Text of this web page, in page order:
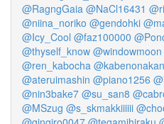
@RagngGaia @NaCl16431
@niina_noriko @gendohki
@Icy_Cool @faz100000
@thyself_know @windowmoon
@ren_kabocha
@ateruimashin @piano1256
@nin3bake7 @su_san8
@MSzug @s_skmakkiiiiii